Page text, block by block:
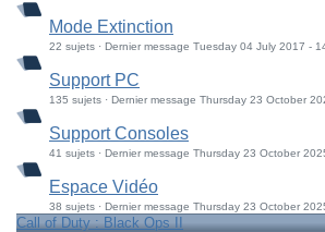
Mode Extinction
22 sujets · Dernier message Tuesday 04 July 2017 -
Support PC
135 sujets · Dernier message Thursday 23 October
Support Consoles
41 sujets · Dernier message Thursday 23 October
Espace Vidéo
38 sujets · Dernier message Thursday 23 October
Call of Duty : Black Ops II